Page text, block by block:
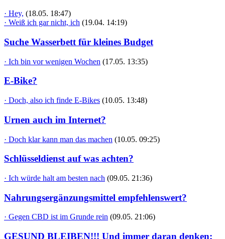
· Hey, (18.05. 18:47)
· Weiß ich gar nicht, ich (19.04. 14:19)
Suche Wasserbett für kleines Budget
· Ich bin vor wenigen Wochen (17.05. 13:35)
E-Bike?
· Doch, also ich finde E-Bikes (10.05. 13:48)
Urnen auch im Internet?
· Doch klar kann man das machen (10.05. 09:25)
Schlüsseldienst auf was achten?
· Ich würde halt am besten nach (09.05. 21:36)
Nahrungsergänzungsmittel empfehlenswert?
· Gegen CBD ist im Grunde rein (09.05. 21:06)
GESUND BLEIBEN!!! Und immer daran denken: